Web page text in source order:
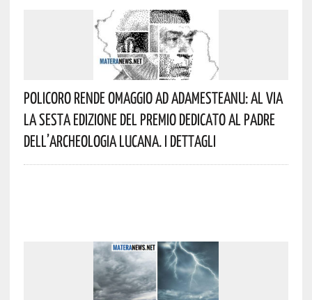
Policoro Rende Omaggio Ad Adamesteanu: Al Via
La Sesta Edizione Del Premio Dedicato Al Padre
Dell’archeologia Lucana. I Dettagli